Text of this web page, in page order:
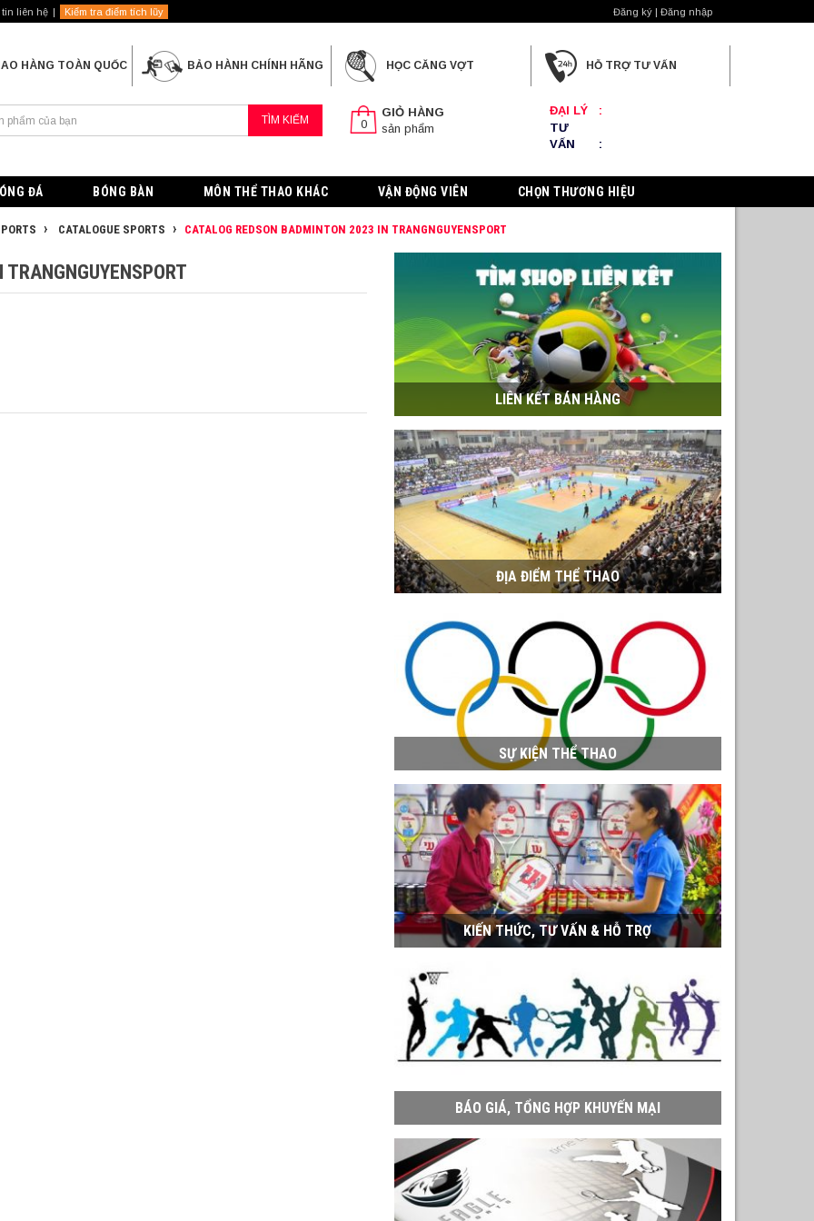
liên hệ Kiểm tra điểm tích lũy Đăng ký | Đăng nhập
HÀNG TOÀN QUỐC BẢO HÀNH CHÍNH HÃNG HỌC CĂNG VỢT HỖ TRỢ TƯ VẤN
TÌM KIẾM 0
GIỎ HÀNG
sản phẩm
ĐẠI LÝ
:
TƯ
VẤN
:
ĐÁ BÓNG BÀN MÔN THỂ THAO KHÁC VẬN ĐỘNG VIÊN CHỌN THƯƠNG HIỆU
CATALOGUE SPORTS CATALOG REDSON BADMINTON 2023 IN TRANGNGUYENSPORT
LIÊN KẾT BÁN HÀNG
ĐỊA ĐIỂM THỂ THAO
SỰ KIỆN THỂ THAO
KIẾN THỨC, TƯ VẤN & HỖ TRỢ
BÁO GIÁ, TỔNG HỢP KHUYẾN MẠI